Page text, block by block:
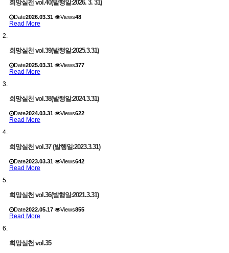
희망실천 vol.40(발행일:2026. 3. 31)
Date2026.03.31 Views48
Read More
희망실천 vol.39(발행일:2025.3.31)
Date2025.03.31 Views377
Read More
희망실천 vol.38(발행일:2024.3.31)
Date2024.03.31 Views622
Read More
희망실천 vol.37 (발행일:2023.3.31)
Date2023.03.31 Views642
Read More
희망실천 vol.36(발행일:2021.3.31)
Date2022.05.17 Views855
Read More
희망실천 vol.35